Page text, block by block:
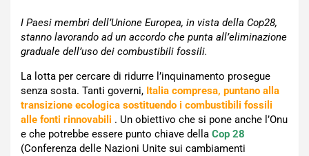
I Paesi membri dell’Unione Europea, in vista della Cop28,
stanno lavorando ad un accordo che punta all’eliminazione
graduale dell’uso dei combustibili fossili.
La lotta per cercare di ridurre l’inquinamento prosegue
senza sosta. Tanti governi, Italia compresa, puntano alla
transizione ecologica sostituendo i combustibili fossili
alle fonti rinnovabili . Un obiettivo che si pone anche l’Onu
e che potrebbe essere punto chiave della Cop 28
(Conferenza delle Nazioni Unite sui cambiamenti